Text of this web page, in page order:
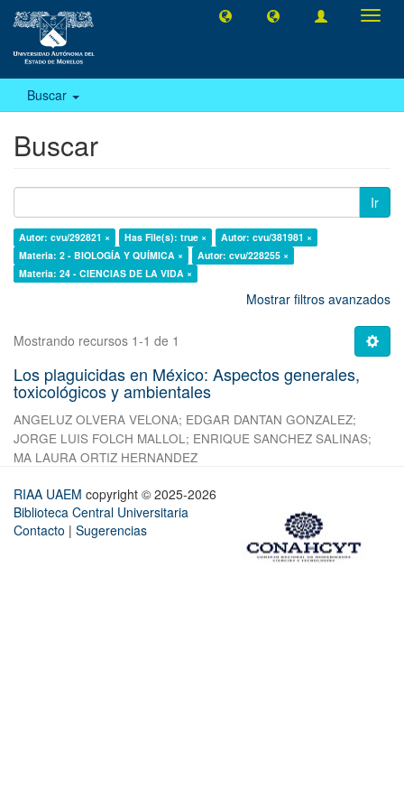
Buscar
Buscar
Ir
Autor: cvu/292821 × Has File(s): true ×
Autor: cvu/381981 ×
Materia: 2 - BIOLOGÍA Y QUÍMICA ×
Autor: cvu/228255 ×
Materia: 24 - CIENCIAS DE LA VIDA ×
Mostrar filtros avanzados
Mostrando recursos 1-1 de 1
Los plaguicidas en México: Aspectos generales,
toxicológicos y ambientales
ANGELUZ OLVERA VELONA; EDGAR DANTAN GONZALEZ;
JORGE LUIS FOLCH MALLOL; ENRIQUE SANCHEZ SALINAS;
MA LAURA ORTIZ HERNANDEZ
RIAA UAEM copyright © 2025-2026
Biblioteca Central Universitaria
Contacto | Sugerencias